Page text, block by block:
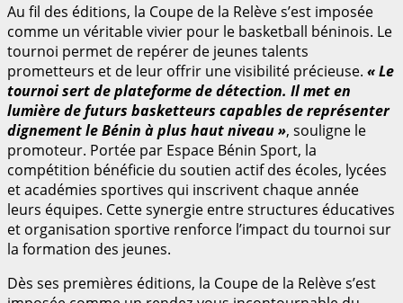
Au fil des éditions, la Coupe de la Relève s’est imposée
comme un véritable vivier pour le basketball béninois. Le
tournoi permet de repérer de jeunes talents
prometteurs et de leur offrir une visibilité précieuse. « Le
tournoi sert de plateforme de détection. Il met en
lumière de futurs basketteurs capables de représenter
dignement le Bénin à plus haut niveau », souligne le
promoteur. Portée par Espace Bénin Sport, la
compétition bénéficie du soutien actif des écoles, lycées
et académies sportives qui inscrivent chaque année
leurs équipes. Cette synergie entre structures éducatives
et organisation sportive renforce l’impact du tournoi sur
la formation des jeunes.
Dès ses premières éditions, la Coupe de la Relève s’est